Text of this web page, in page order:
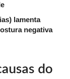
lamenta
negativa
do